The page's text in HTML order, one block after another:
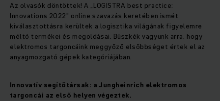
Az olvasók döntöttek! A „LOGISTRA best practice:
Innovations 2022" online szavazás keretében ismét
kiválasztottásra kerültek a logisztika világának figyelemre
méltó termékei és megoldásai. Büszkék vagyunk arra, hogy
elektromos targoncáink meggyőző elsőbbséget értek el az
anyagmozgató gépek kategóriájában.
Innovatív segítőtársak: a Jungheinrich elektromos
targoncái az első helyen végeztek.